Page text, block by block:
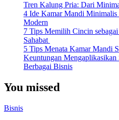
Tren Kalung Pria: Dari
4 Ide Kamar Mandi Minimalis
Modern
7 Tips Memilih Cincin
Sahabat
5 Tips Menata Kamar Mandi
Keuntungan
Berbagai Bisnis
You missed
Bisnis